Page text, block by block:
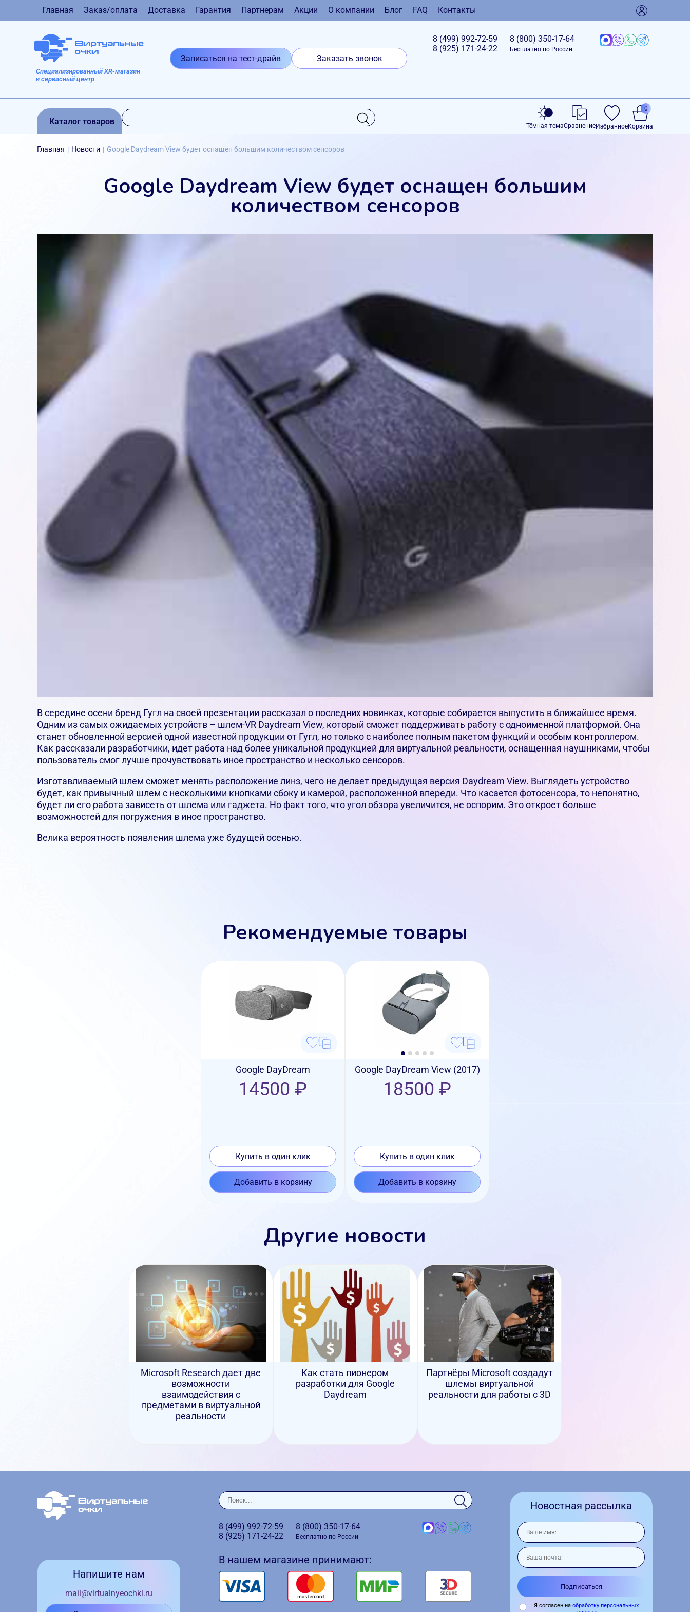
Главная Заказ/оплата Доставка Гарантия Партнерам Акции О компании Блог FAQ Контакты
Специализированный XR-магазин
и сервисный центр
Записаться на тест-драйв Заказать звонок
8 (499) 992-72-59
8 (925) 171-24-22
8 (800) 350-17-64
Бесплатно по России
Каталог товаров Тёмная темаСравнениеИзбранноеКорзина
0
Главная | Новости | Google Daydream View будет оснащен большим количеством сенсоров
Google Daydream View будет оснащен большим
количеством сенсоров
В середине осени бренд Гугл на своей презентации рассказал о последних новинках, которые собирается выпустить в ближайшее время.
Одним из самых ожидаемых устройств – шлем-VR Daydream View, который сможет поддерживать работу с одноименной платформой. Она
станет обновленной версией одной известной продукции от Гугл, но только с наиболее полным пакетом функций и особым контроллером.
Как рассказали разработчики, идет работа над более уникальной продукцией для виртуальной реальности, оснащенная наушниками, чтобы
пользователь смог лучше прочувствовать иное пространство и несколько сенсоров.
Изготавливаемый шлем сможет менять расположение линз, чего не делает предыдущая версия Daydream View. Выглядеть устройство
будет, как привычный шлем с несколькими кнопками сбоку и камерой, расположенной впереди. Что касается фотосенсора, то непонятно,
будет ли его работа зависеть от шлема или гаджета. Но факт того, что угол обзора увеличится, не оспорим. Это откроет больше
возможностей для погружения в иное пространство.
Велика вероятность появления шлема уже будущей осенью.
Рекомендуемые товары
Google DayDream
14500 ₽
Купить в один клик
Добавить в корзину
Google DayDream View (2017)
18500 ₽
Купить в один клик
Добавить в корзину
Другие новости
Microsoft Research дает две
возможности
взаимодействия с
предметами в виртуальной
реальности
Как стать пионером
разработки для Google
Daydream
Партнёры Microsoft создадут
шлемы виртуальной
реальности для работы с 3D
Напишите нам
mail@virtualnyeochki.ru
8 (499) 992-72-59
8 (925) 171-24-22
8 (800) 350-17-64
Бесплатно по России
В нашем магазине принимают:
Новостная рассылка
Я согласен на обработку персональных